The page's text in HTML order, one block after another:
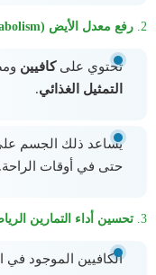
2. رفع معدل الأيض (Metabolism)
تحتوي علىكافيين
التمثيل الغذائي.
يساعد ذلك الجسم
حتى في أوقات الراحة.
3. تحسين أداء التمارين
الكافيين الموجود في